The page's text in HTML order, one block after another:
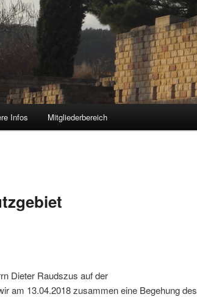
Infos Mitgliederbereich
Dieter Raudszus auf der
am 13.04.2018 zusammen eine Begehung des